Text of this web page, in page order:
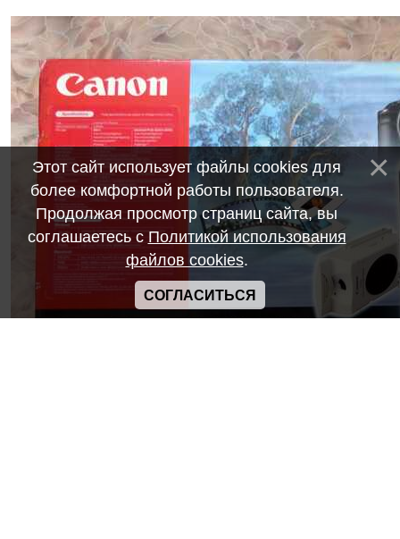
Этот сайт использует файлы cookies для
более комфортной работы пользователя.
Продолжая просмотр страниц сайта, вы
соглашаетесь с Политикой использования
файлов cookies.
СОГЛАСИТЬСЯ